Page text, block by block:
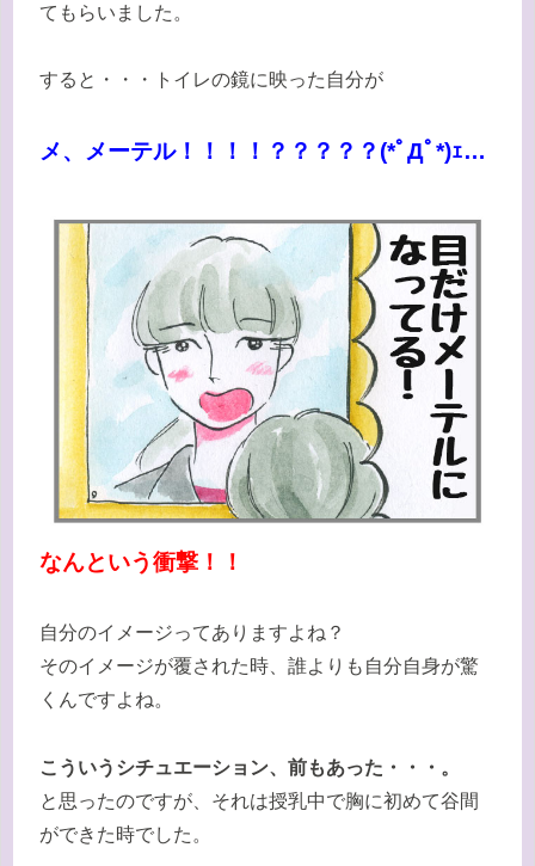
てもらいました。
すると・・・トイレの鏡に映った自分が
メ、メーテル！！！！？？？？？(*ﾟДﾟ*)ｪ…
なんという衝撃！！
自分のイメージってありますよね？
そのイメージが覆された時、誰よりも自分自身が驚
くんですよね。
こういうシチュエーション、前もあった・・・。
と思ったのですが、それは授乳中で胸に初めて谷間
ができた時でした。